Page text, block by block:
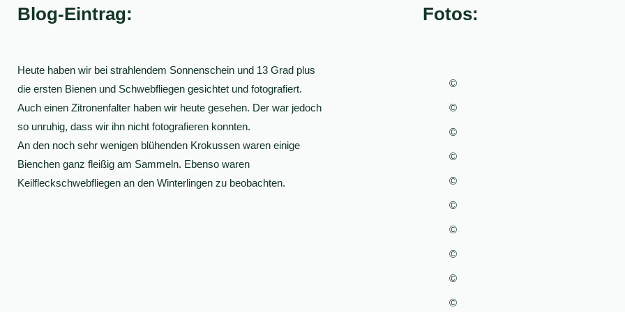
Blog-Eintrag:
Heute haben wir bei strahlendem Sonnenschein und 13 Grad plus
die ersten Bienen und Schwebfliegen gesichtet und fotografiert.
Auch einen Zitronenfalter haben wir heute gesehen. Der war jedoch
so unruhig, dass wir ihn nicht fotografieren konnten.
An den noch sehr wenigen blühenden Krokussen waren einige
Bienchen ganz fleißig am Sammeln. Ebenso waren
Keilfleckschwebfliegen an den Winterlingen zu beobachten.
Fotos:
©
©
©
©
©
©
©
©
©
©